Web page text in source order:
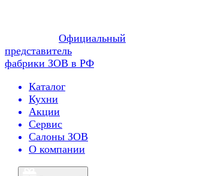
Официальный
представитель
фабрики ЗОВ в РФ
Каталог
Кухни
Акции
Сервис
Салоны ЗОВ
О компании